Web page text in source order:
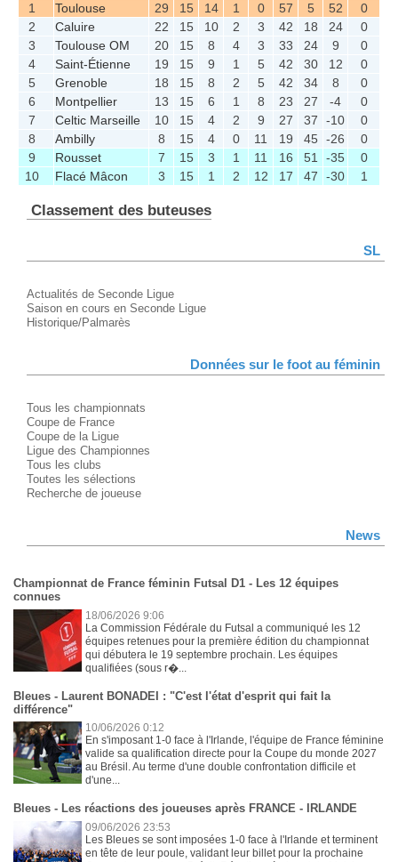
1
Toulouse 29 15 14 1 0 57 5 52
0
2
Caluire 22 15 10 2 3 42 18 24
0
3
Toulouse OM 20 15 8 4 3 33 24 9
0
4
Saint-Étienne 19 15 9 1 5 42 30 12
0
5
Grenoble 18 15 8 2 5 42 34 8
0
6
Montpellier 13 15 6 1 8 23 27 -4
0
7
Celtic Marseille 10 15 4 2 9 27 37 -10
0
8
Ambilly 8 15 4 0 11 19 45 -26
0
9
Rousset 7 15 3 1 11 16 51 -35
0
10
Flacé Mâcon 3 15 1 2 12 17 47 -30 1
Classement des buteuses
SL
Actualités de Seconde Ligue
Saison en cours en Seconde Ligue
Historique/Palmarès
Données sur le foot au féminin
Tous les championnats
Coupe de France
Coupe de la Ligue
Ligue des Championnes
Tous les clubs
Toutes les sélections
Recherche de joueuse
News
Championnat de France féminin Futsal D1 - Les 12 équipes
connues
18/06/2026 9:06
La Commission Fédérale du Futsal a communiqué les 12
équipes retenues pour la première édition du championnat
qui débutera le 19 septembre prochain. Les équipes
qualifiées (sous r�...
Bleues - Laurent BONADEI : "C'est l'état d'esprit qui fait la
différence"
10/06/2026 0:12
En s'imposant 1-0 face à l'Irlande, l'équipe de France féminine
valide sa qualification directe pour la Coupe du monde 2027
au Brésil. Au terme d'une double confrontation difficile et
d'une...
Bleues - Les réactions des joueuses après FRANCE - IRLANDE
09/06/2026 23:53
Les Bleues se sont imposées 1-0 face à l'Irlande et terminent
en tête de leur poule, validant leur billet pour la prochaine